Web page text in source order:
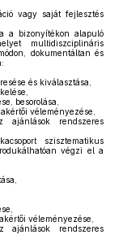
vagy saját fejlesztés
a bizonyítékon alapuló
multidiszciplináris
dokumentáltan és
és kiválasztása,
besorolása,
véleményezése,
rendszeres
szisztematikus
végzi el a
véleményezése,
rendszeres